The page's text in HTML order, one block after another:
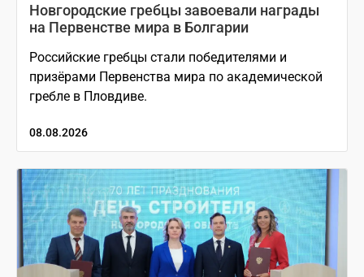
Новгородские гребцы завоевали награды
на Первенстве мира в Болгарии
Российские гребцы стали победителями и
призёрами Первенства мира по академической
гребле в Пловдиве.
08.08.2026